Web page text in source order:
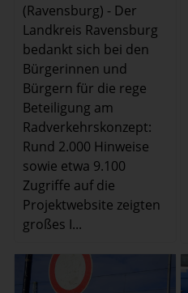
(Ravensburg) - Der
Landkreis Ravensburg
bedankt sich bei den
Bürgerinnen und
Bürgern für die rege
Beteiligung am
Radverkehrskonzept:
Rund 2.000 Hinweise
sowie etwa 9.100
Zugriffe auf die
Projektwebsite zeigten
großes I...